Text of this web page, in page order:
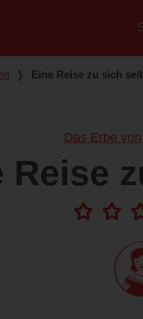
❭ Eine Reise zu sich
Das Erbe
Reise